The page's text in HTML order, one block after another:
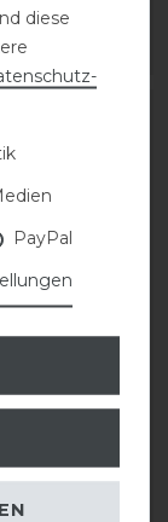
MERKEN
Deluxe
mit Haken
MERKEN
diese
PayPal